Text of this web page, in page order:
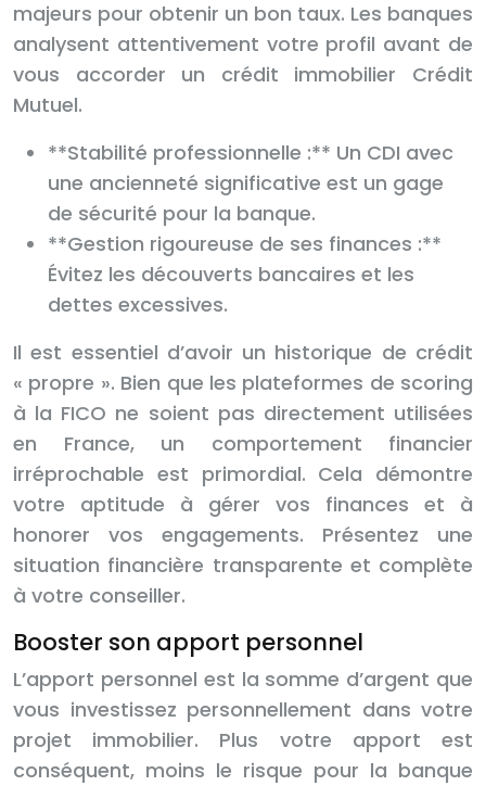
majeurs pour obtenir un bon taux. Les banques
analysent attentivement votre profil avant de
vous accorder un crédit immobilier Crédit
Mutuel.
**Stabilité professionnelle :** Un CDI avec
une ancienneté significative est un gage
de sécurité pour la banque.
**Gestion rigoureuse de ses finances :**
Évitez les découverts bancaires et les
dettes excessives.
Il est essentiel d’avoir un historique de crédit
« propre ». Bien que les plateformes de scoring
à la FICO ne soient pas directement utilisées
en France, un comportement financier
irréprochable est primordial. Cela démontre
votre aptitude à gérer vos finances et à
honorer vos engagements. Présentez une
situation financière transparente et complète
à votre conseiller.
Booster son apport personnel
L’apport personnel est la somme d’argent que
vous investissez personnellement dans votre
projet immobilier. Plus votre apport est
conséquent, moins le risque pour la banque